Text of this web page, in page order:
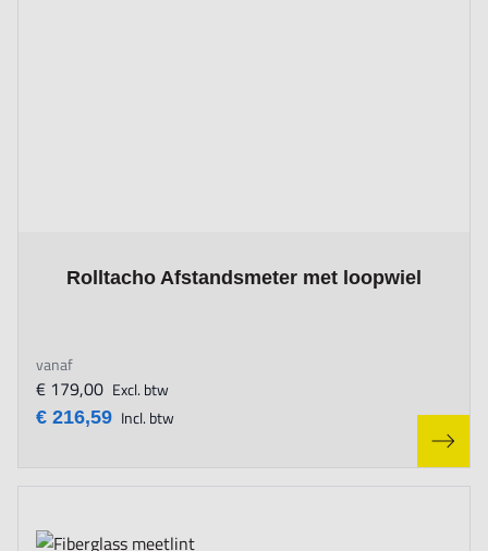
Rolltacho Afstandsmeter met loopwiel
The price depends on the options chosen on the product page
vanaf
€ 216,59 Incl. btw
€ 179,00 Excl. btw